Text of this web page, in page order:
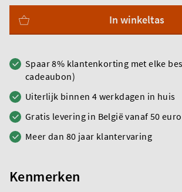
In winkeltas
Spaar 8% klantenkorting met elke
cadeaubon)
Uiterlijk binnen 4 werkdagen in huis
Gratis levering in België vanaf 50 euro
Meer dan 80 jaar klantervaring
Kenmerken